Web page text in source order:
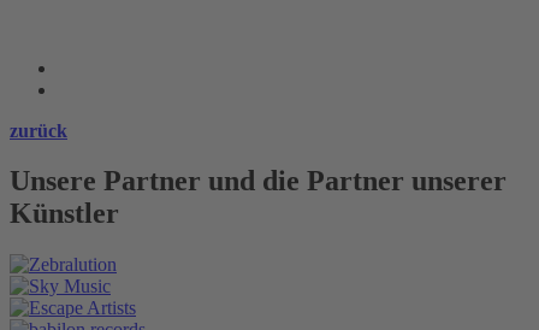
zurück
Unsere Partner und die Partner unserer
Künstler